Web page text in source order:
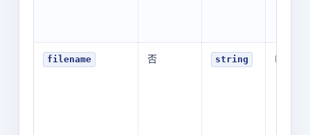
filename 否 string N/A